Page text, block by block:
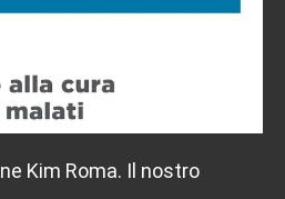
Kim Roma. Il nostro